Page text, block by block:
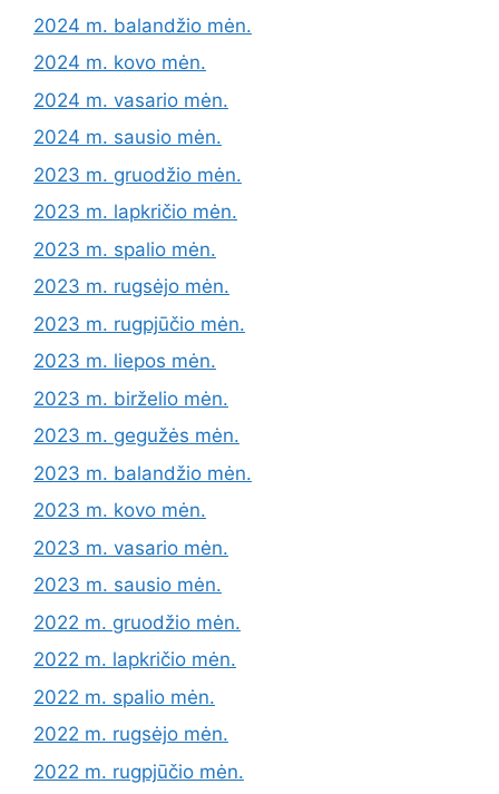
2024 m. balandžio mėn.
2024 m. kovo mėn.
2024 m. vasario mėn.
2024 m. sausio mėn.
2023 m. gruodžio mėn.
2023 m. lapkričio mėn.
2023 m. spalio mėn.
2023 m. rugsėjo mėn.
2023 m. rugpjūčio mėn.
2023 m. liepos mėn.
2023 m. birželio mėn.
2023 m. gegužės mėn.
2023 m. balandžio mėn.
2023 m. kovo mėn.
2023 m. vasario mėn.
2023 m. sausio mėn.
2022 m. gruodžio mėn.
2022 m. lapkričio mėn.
2022 m. spalio mėn.
2022 m. rugsėjo mėn.
2022 m. rugpjūčio mėn.